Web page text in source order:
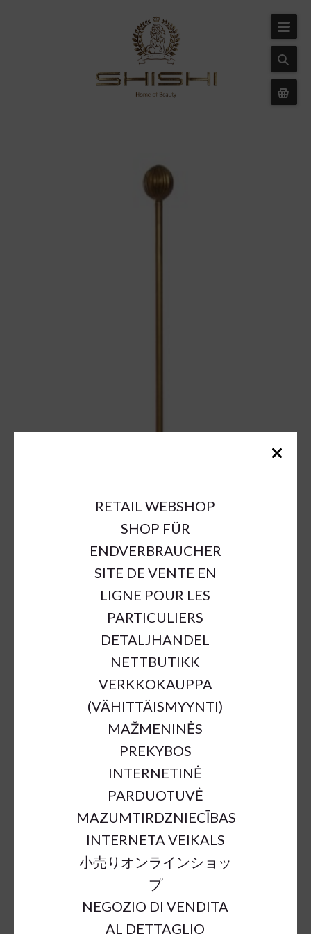
METAL STAND GOLD 40CM
€11.54 75%
b = base width h = height
53934
RETAIL WEBSHOP
SHOP FÜR
ENDVERBRAUCHER
SITE DE VENTE EN
LIGNE POUR LES
PARTICULIERS
DETALJHANDEL
NETTBUTIKK
VERKKOKAUPPA
(VÄHITTÄISMYYNTI)
MAŽMENINĖS
PREKYBOS
INTERNETINĖ
PARDUOTUVĖ
MAZUMTIRDZNIECĪBAS
INTERNETA VEIKALS
小売りオンラインショッ
プ
NEGOZIO DI VENDITA
AL DETTAGLIO